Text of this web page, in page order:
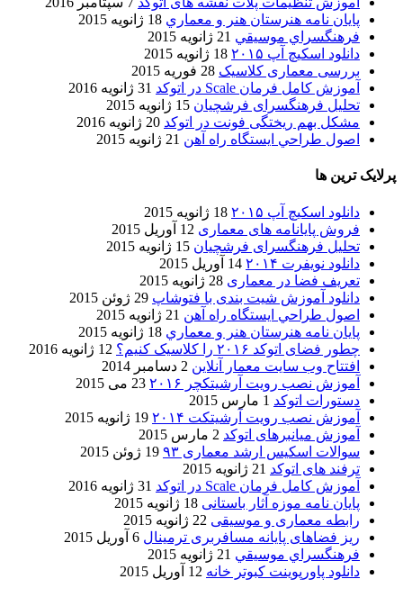
پایان نامه هنرستان هنر و معماري 18 ژانویه 2015
فرهنگسراي موسيقي 21 ژانویه 2015
دانلود اسکیچ آپ ۲۰۱۵
18 ژانویه 2015
بررسی معماری کلاسیک 28 فوریه 2015
آموزش کامل فرمان Scale در اتوکد
31 ژانویه 2016
تحلیل فرهنگسرای فرشچیان 15 ژانویه 2015
مشکل بهم ریختگی فونت در اتوکد 20 ژانویه 2016
اصول طراحي ایستگاه راه آهن 21 ژانویه 2015
پرلایک ترین ها
دانلود اسکیچ آپ ۲۰۱۵
18 ژانویه 2015
فروش پایانامه های معماری 12 آوریل 2015
تحلیل فرهنگسرای فرشچیان 15 ژانویه 2015
دانلود نویفرت ۲۰۱۴
14 آوریل 2015
تعریف فضا در معماری 28 ژانویه 2015
دانلود آموزش شیت بندی با فتوشاپ 29 ژوئن 2015
اصول طراحي ایستگاه راه آهن 21 ژانویه 2015
پایان نامه هنرستان هنر و معماري 18 ژانویه 2015
چطور فضای اتوکد ۲۰۱۶ را کلاسیک کنیم؟
12 ژانویه 2016
افتتاح وب سایت معمار آنلاین 2 دسامبر 2014
آموزش نصب رویت آرشیتکچر ۲۰۱۶
23 می 2015
دستورات اتوکد 1 مارس 2015
آموزش نصب رویت آرشیتکت ۲۰۱۴
19 ژانویه 2015
آموزش میانبرهای اتوکد 2 مارس 2015
سوالات اسکیس ارشد معماری ۹۳
19 ژوئن 2015
ترفند های اتوکد 21 ژانویه 2015
آموزش کامل فرمان Scale در اتوکد
31 ژانویه 2016
پایان نامه موزه آثار باستانی 18 ژانویه 2015
رابطه معماری و موسیقی 22 ژانویه 2015
ریز فضاهای پایانه مسافربری ترمینال 6 آوریل 2015
فرهنگسراي موسيقي 21 ژانویه 2015
دانلود پاورپوینت کبوتر خانه 12 آوریل 2015